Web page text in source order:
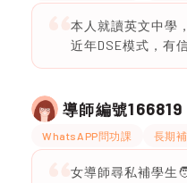
本人就讀英文中學
近年DSE模式，有
導師編號166819
WhatsAPP問功課 長期
女導師尋私補學生